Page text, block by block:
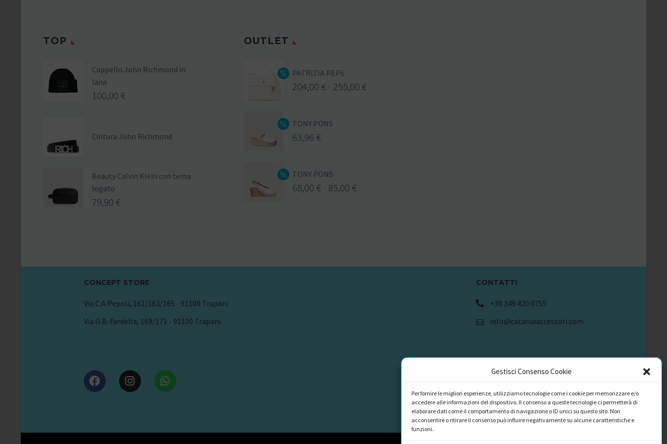
Gestisci Consenso Cookie
Per fornire le migliori esperienze, utilizziamo tecnologie come i cookie per memorizzare e/o
accedere alle informazioni del dispositivo. Il consenso a queste tecnologie ci permetterà di
elaborare dati come il comportamento di navigazione o ID unici su questo sito. Non
acconsentire o ritirare il consenso può influire negativamente su alcune caratteristiche e
funzioni.
TOP
Cappello John Richmond in
lana
100,00 €
Cintura John Richmond
Beauty Calvin Klein con tema
logato
79,90 €
OUTLET
PATRIZIA PEPE
204,00 € 255,00 €
TONY PONS
63,96 €
TONY PONS
68,00 € 85,00 €
CONCEPT STORE
Via C.A.Pepoli, 161/163/165 - 91100 Trapani
Via G.B. Fardella, 169/171 - 91100 Trapani
CONTATTI
+39 349 420 0755
info@cataniaaccessori.com